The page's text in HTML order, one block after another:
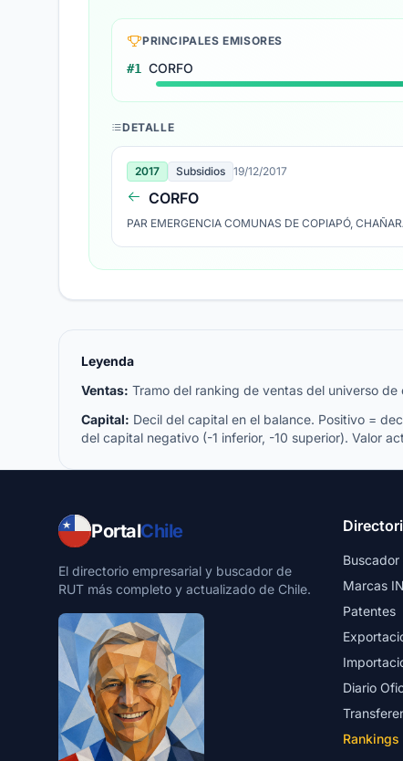
PRINCIPALES EMISORES
#1 CORFO
DETALLE
2017 Subsidios 19/12/2017
CORFO
PAR EMERGENCIA COMUNAS DE COPIAPÓ,
Leyenda
Ventas: Tramo del ranking de ventas del universo de
Capital: Decil del capital en el balance. Positivo =
del capital negativo (-1 inferior, -10 superior). Valor
PortalChile
El directorio empresarial y buscador de
RUT más completo y actualizado de Chile.
Buscador
Marcas
Patentes
Diario
Rankings